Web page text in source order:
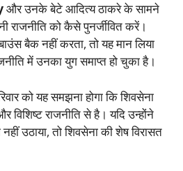
और उनके बेटे आदित्य ठाकरे के सामने
राजनीति को कैसे पुनर्जीवित करें।
बैक नहीं करता, तो यह मान लिया
में उनका युग समाप्त हो चुका है।
को यह समझना होगा कि शिवसेना
विशिष्ट राजनीति से है। यदि उन्होंने
उठाया, तो शिवसेना की शेष विरासत